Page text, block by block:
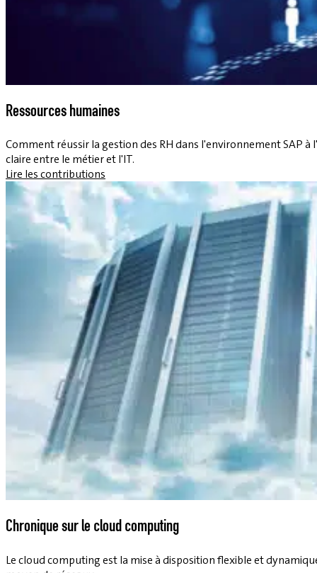
Ressources humaines
Comment réussir la gestion des RH dans l'environnement SAP à
claire entre le métier et l'IT.
Lire les contributions
Chronique sur le cloud computing
Le cloud computing est la mise à disposition flexible et